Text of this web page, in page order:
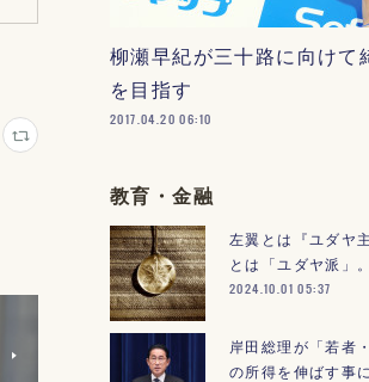
柳瀬早紀が三十路に向けて
を目指す
2017.04.20 06:10
教育・金融
左翼とは『ユダヤ
とは「ユダヤ派」
2024.10.01 05:37
岸田総理が「若者
の所得を伸ばす事